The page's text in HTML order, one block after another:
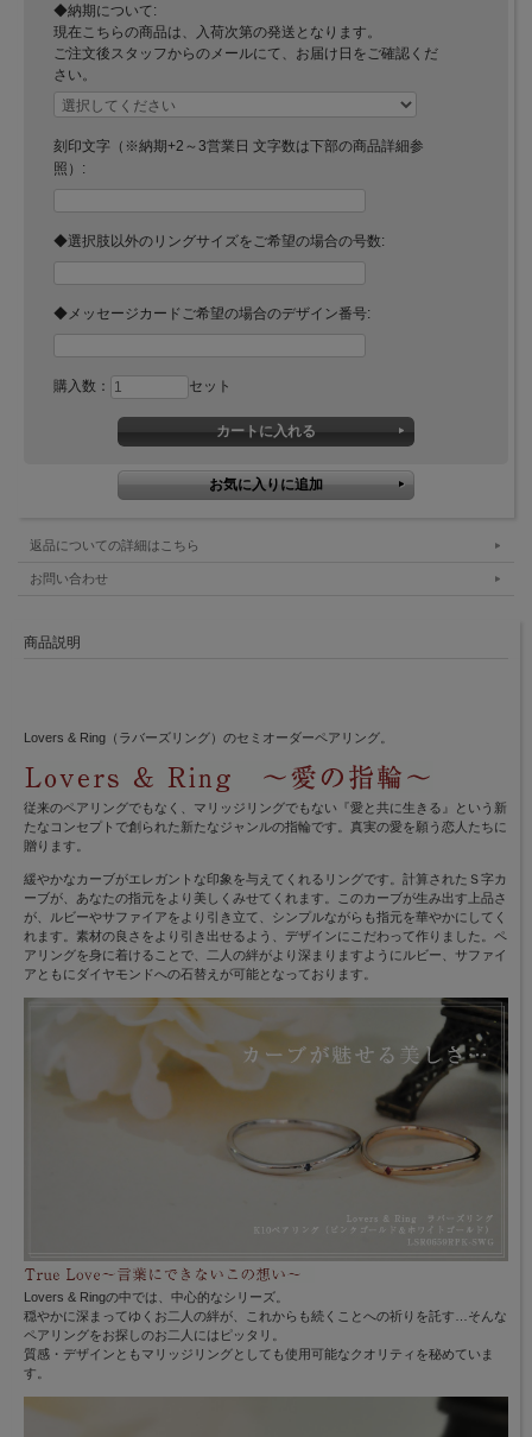
◆納期について:
現在こちらの商品は、入荷次第の発送となります。
ご注文後スタッフからのメールにて、お届け日をご確認くだ
さい。
刻印文字（※納期+2～3営業日 文字数は下部の商品詳細参
照）:
◆選択肢以外のリングサイズをご希望の場合の号数:
◆メッセージカードご希望の場合のデザイン番号:
購入数： セット
返品についての詳細はこちら
お問い合わせ
商品説明
Lovers & Ring（ラバーズリング）のセミオーダーペアリング。
従来のペアリングでもなく、マリッジリングでもない『愛と共に生きる』という新
たなコンセプトで創られた新たなジャンルの指輪です。真実の愛を願う恋人たちに
贈ります。
緩やかなカーブがエレガントな印象を与えてくれるリングです。計算されたＳ字カ
ーブが、あなたの指元をより美しくみせてくれます。このカーブが生み出す上品さ
が、ルビーやサファイアをより引き立て、シンプルながらも指元を華やかにしてく
れます。素材の良さをより引き出せるよう、デザインにこだわって作りました。ペ
アリングを身に着けることで、二人の絆がより深まりますようにルビー、サファイ
アともにダイヤモンドへの石替えが可能となっております。
Lovers & Ringの中では、中心的なシリーズ。
穏やかに深まってゆくお二人の絆が、これからも続くことへの祈りを託す…そんな
ペアリングをお探しのお二人にはピッタリ。
質感・デザインともマリッジリングとしても使用可能なクオリティを秘めていま
す。